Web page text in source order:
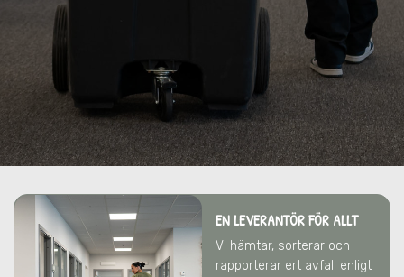
EN LEVERANTÖR FÖR ALLT
Vi hämtar, sorterar och
rapporterar ert avfall enligt